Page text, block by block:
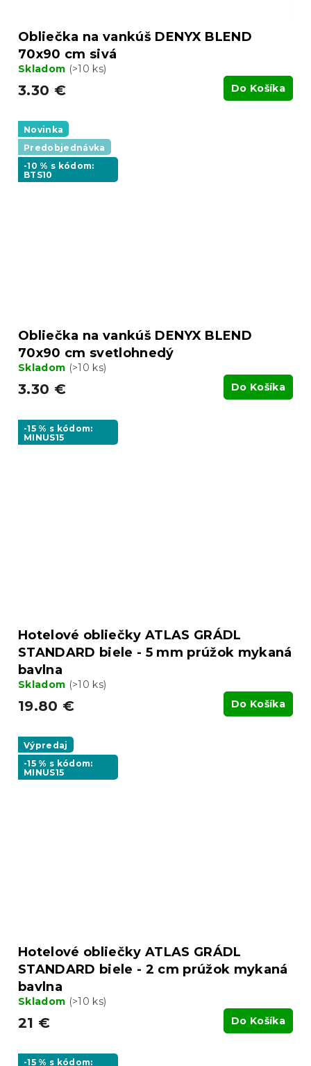
Obliečka na vankúš DENYX BLEND
70x90 cm sivá
Skladom (>10 ks)
3.30 € Do Košíka
Novinka
Predobjednávka
-10 % s kódom:
BTS10
Obliečka na vankúš DENYX BLEND
70x90 cm svetlohnedý
Skladom (>10 ks)
3.30 € Do Košíka
-15 % s kódom:
MINUS15
Hotelové obliečky ATLAS GRÁDL
STANDARD biele - 5 mm prúžok mykaná
bavlna
Skladom (>10 ks)
19.80 € Do Košíka
Výpredaj
-15 % s kódom:
MINUS15
Hotelové obliečky ATLAS GRÁDL
STANDARD biele - 2 cm prúžok mykaná
bavlna
Skladom (>10 ks)
21 € Do Košíka
-15 % s kódom: